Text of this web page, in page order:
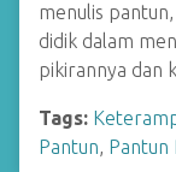
menulis
didik dalam
pikirannya dan
Tags:
Pantun, Pantun